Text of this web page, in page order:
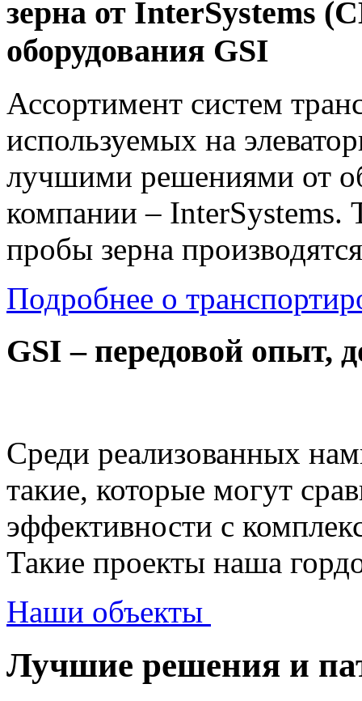
зерна от InterSystems
оборудования GSI
Ассортимент систем
используемых на
лучшими решениями от
компании – InterSystems.
пробы зерна
Подробнее о
GSI – передовой опыт,
Среди реализованных
такие, которые могут
эффективности с
Такие проекты наша
Наши объекты
Лучшие решения и